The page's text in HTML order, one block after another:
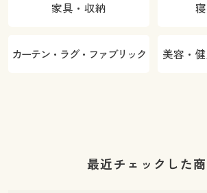
家具・収納
カーテン・ラグ・ファブリック 美容・
最近チェックした